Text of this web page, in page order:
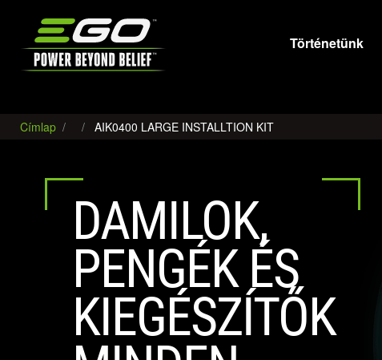
Történetünk
Címlap AIK0400 LARGE INSTALLTION KIT
DAMILOK,
PENGÉK ÉS
KIEGÉSZÍTŐK